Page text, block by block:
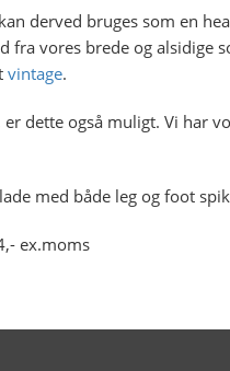
derved bruges som en
fra vores brede og alsidige
vintage.
dette også muligt. Vi har
med både leg og foot
ex.moms